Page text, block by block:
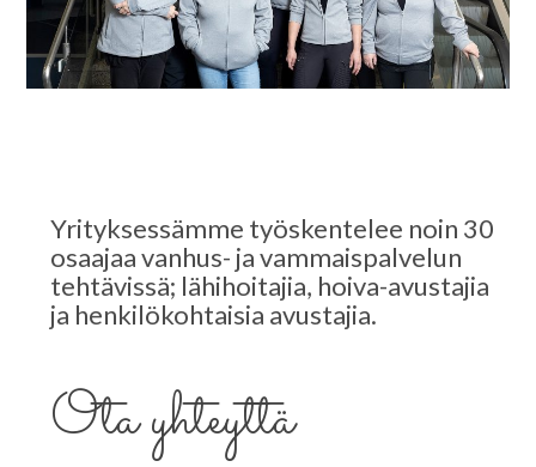
Yrityksessämme työskentelee noin 30
osaajaa vanhus- ja vammaispalvelun
tehtävissä; lähihoitajia, hoiva-avustajia
ja henkilökohtaisia avustajia.
Ota yhteyttä